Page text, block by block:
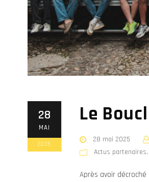
28
MAI
2025
Le
28 mai 2025
Actus partenaires,
Après avoir